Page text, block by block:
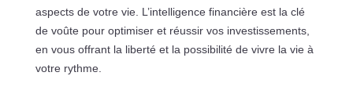
aspects de votre vie. L’intelligence financière est la clé
de voûte pour optimiser et réussir vos investissements,
en vous offrant la liberté et la possibilité de vivre la vie à
votre rythme.